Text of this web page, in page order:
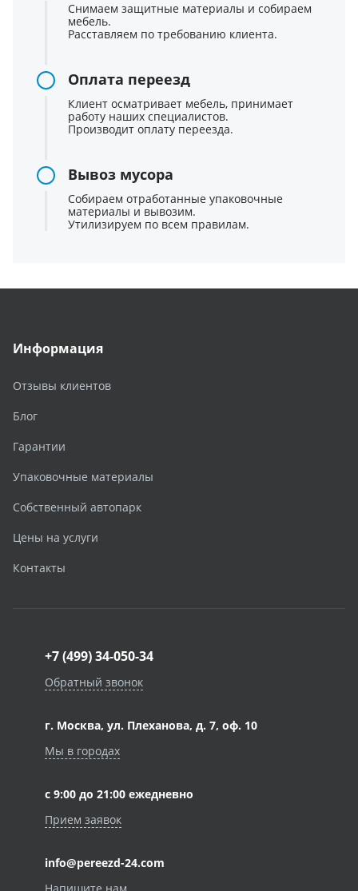
Снимаем защитные материалы и собираем
мебель.
Расставляем по требованию клиента.
Оплата переезд
Клиент осматривает мебель, принимает
работу наших специалистов.
Производит оплату переезда.
Вывоз мусора
Собираем отработанные упаковочные
материалы и вывозим.
Утилизируем по всем правилам.
Информация
Отзывы клиентов
Блог
Гарантии
Упаковочные материалы
Собственный автопарк
Цены на услуги
Контакты
+7 (499) 34-050-34
Обратный звонок
г. Москва, ул. Плеханова, д. 7, оф. 10
Мы в городах
с 9:00 до 21:00 ежедневно
Прием заявок
info@pereezd-24.com